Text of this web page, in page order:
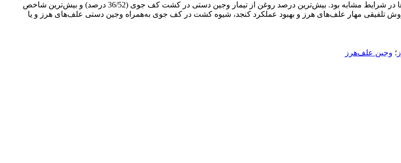
هکتار) در تیمار کشت کف جوی با کاربرد تریفلورالین نیز بیش‌تر از سایر علف‌کش‌ها در شرایط مشابه بود. بیش‌ترین درصد روغن از تیمار وجین دستی در کشت کف جوی (36/52 درصد) و بیش‌ترین شاخص
به‌طورکلی، بهترین روش تلفیقی مهار علف‌های هرز و بهبود عملکرد کنجد، شیوه کشت در کف جوی به‌‌همراه وجین دستی علف‌های هرز و یا
؛ وجین علف‌هرز